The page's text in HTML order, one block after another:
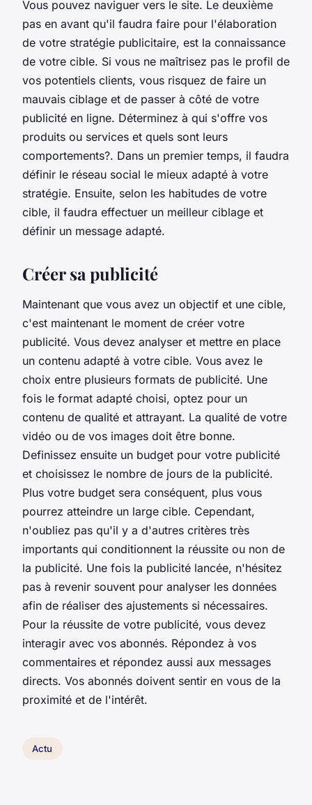
Vous pouvez naviguer vers le site. Le deuxième
pas en avant qu'il faudra faire pour l'élaboration
de votre stratégie publicitaire, est la connaissance
de votre cible. Si vous ne maîtrisez pas le profil de
vos potentiels clients, vous risquez de faire un
mauvais ciblage et de passer à côté de votre
publicité en ligne. Déterminez à qui s'offre vos
produits ou services et quels sont leurs
comportements?. Dans un premier temps, il faudra
définir le réseau social le mieux adapté à votre
stratégie. Ensuite, selon les habitudes de votre
cible, il faudra effectuer un meilleur ciblage et
définir un message adapté.
Créer sa publicité
Maintenant que vous avez un objectif et une cible,
c'est maintenant le moment de créer votre
publicité. Vous devez analyser et mettre en place
un contenu adapté à votre cible. Vous avez le
choix entre plusieurs formats de publicité. Une
fois le format adapté choisi, optez pour un
contenu de qualité et attrayant. La qualité de votre
vidéo ou de vos images doit être bonne.
Definissez ensuite un budget pour votre publicité
et choisissez le nombre de jours de la publicité.
Plus votre budget sera conséquent, plus vous
pourrez atteindre un large cible. Cependant,
n'oubliez pas qu'il y a d'autres critères très
importants qui conditionnent la réussite ou non de
la publicité. Une fois la publicité lancée, n'hésitez
pas à revenir souvent pour analyser les données
afin de réaliser des ajustements si nécessaires.
Pour la réussite de votre publicité, vous devez
interagir avec vos abonnés. Répondez à vos
commentaires et répondez aussi aux messages
directs. Vos abonnés doivent sentir en vous de la
proximité et de l'intérêt.
Actu